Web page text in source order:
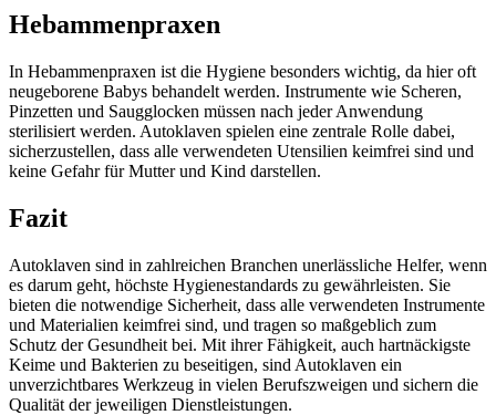
Hebammenpraxen
In Hebammenpraxen ist die Hygiene besonders wichtig, da hier oft
neugeborene Babys behandelt werden. Instrumente wie Scheren,
Pinzetten und Saugglocken müssen nach jeder Anwendung
sterilisiert werden. Autoklaven spielen eine zentrale Rolle dabei,
sicherzustellen, dass alle verwendeten Utensilien keimfrei sind und
keine Gefahr für Mutter und Kind darstellen.
Fazit
Autoklaven sind in zahlreichen Branchen unerlässliche Helfer, wenn
es darum geht, höchste Hygienestandards zu gewährleisten. Sie
bieten die notwendige Sicherheit, dass alle verwendeten Instrumente
und Materialien keimfrei sind, und tragen so maßgeblich zum
Schutz der Gesundheit bei. Mit ihrer Fähigkeit, auch hartnäckigste
Keime und Bakterien zu beseitigen, sind Autoklaven ein
unverzichtbares Werkzeug in vielen Berufszweigen und sichern die
Qualität der jeweiligen Dienstleistungen.